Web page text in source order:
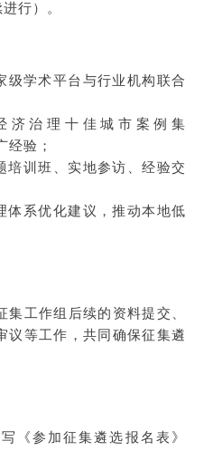
行）。
级学术平台与行业机构联合
济治理十佳城市案例集
经验；
培训班、实地参访、经验交
体系优化建议，推动本地低
工作组后续的资料提交、
议等工作，共同确保征集遴
《参加征集遴选报名表》